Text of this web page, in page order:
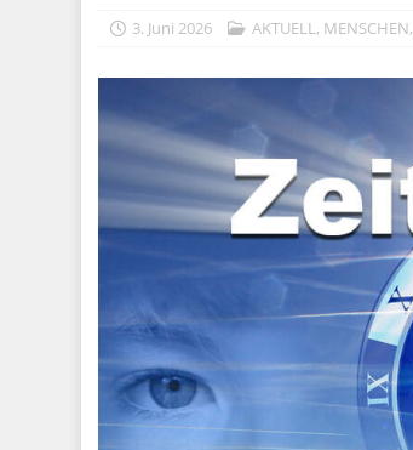
3. Juni 2026 AKTUELL, MENSCHEN,